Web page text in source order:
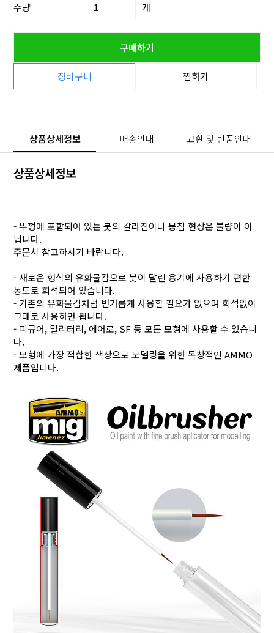
수량 개
구매하기
장바구니 찜하기
상품상세정보 배송안내 교환 및 반품안내
상품상세정보
- 뚜껑에 포함되어 있는 붓의 갈라짐이나 뭉침 현상은 불량이 아
닙니다.
주문시 참고하시기 바랍니다.
- 새로운 형식의 유화물감으로 붓이 달린 용기에 사용하기 편한
농도로 희석되어 있습니다.
- 기존의 유화물감처럼 번거롭게 사용할 필요가 없으며 희석없이
그대로 사용하면 됩니다.
- 피규어, 밀리터리, 에어로, SF 등 모든 모형에 사용할 수 있습니
다.
- 모형에 가장 적합한 색상으로 모델링을 위한 독창적인 AMMO
제품입니다.